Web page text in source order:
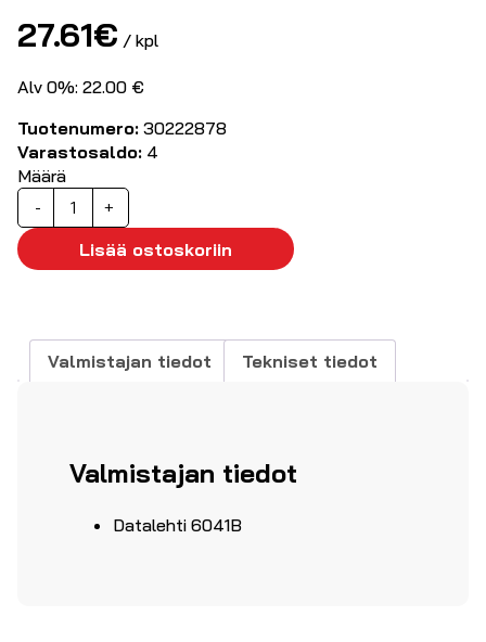
27.61€ / kpl
Alv 0%: 22.00 €
Tuotenumero: 30222878
Varastosaldo: 4
Määrä
-
Pomona
6041B
Hauenleuat
20A
+
Lisää ostoskoriin
Valmistajan tiedot Tekniset tiedot
Valmistajan tiedot
Datalehti 6041B